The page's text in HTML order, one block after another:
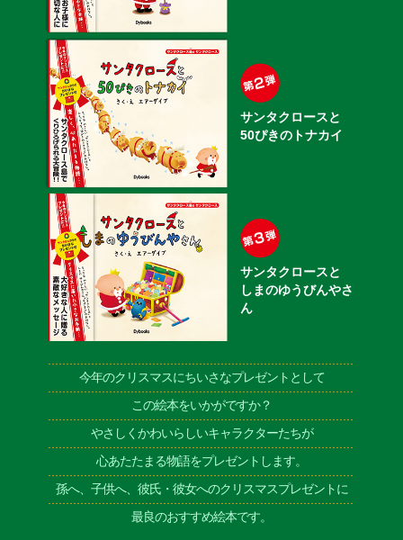
サンタクロースと
50ぴきのトナカイ
サンタクロースと
しまのゆうびんやさ
ん
今年のクリスマスにちいさなプレゼントとして
この絵本をいかがですか？
やさしくかわいらしいキャラクターたちが
心あたたまる物語をプレゼントします。
孫へ、子供へ、彼氏・彼女へのクリスマスプレゼントに
最良のおすすめ絵本です。